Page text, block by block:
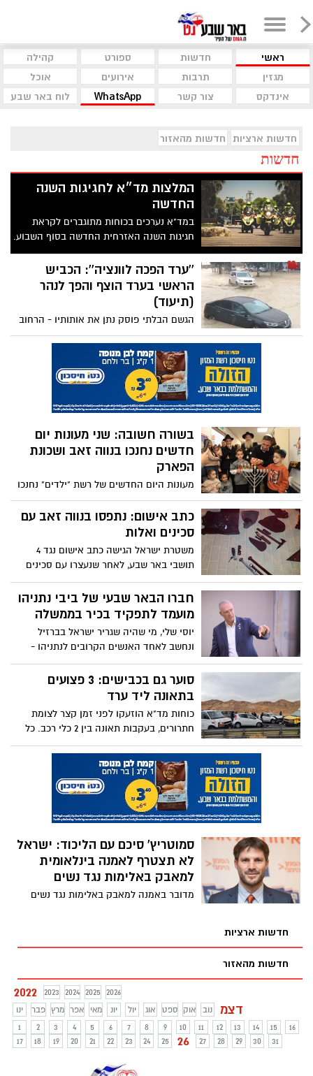
ראשי חדשות ספורט
קהילה
מגזין
תרבות אירועים
אוכל
אינדקס
צור קשר WhatsApp לוח באר שבע
חדשות ארציות חדשות מהאזור
חדשות
המלצות מד״א לחגיגות השנה
החדשה
במד"א נערכים בכוחות מתוגברים לקראת
חגיגות השנה האזרחית החדשה בסוף השבוע.
רגע לפני שזה קורה, הם יוצאים עם הנחיות
למבלים הרבים שיפקדו את מקומות הבילוי
''ערד הפכה לוונציה'': הכביש
הראשי בערד הוצף והפך לנהר
(תיעוד)
הגשם הבלתי פוסק נתן את אותותיו - הרחוב
הראשי בערד הוצף ללא הכרה. כך זה נראה
בזמן אמת
בשורה חשובה: שני מעונות יום
חדשים נחנכו בנווה זאב ושכונת
הפארק
מעונות היום החדשים של רשת "ילדים" נחנכו
ברוב הדר: בטקסים מרגשים וחגיגיים נחנכו
שניים מבין שלושת המעונות החדשים של
רשת "ילדים".
כתב אישום: נתפסו בנווה זאב עם
סכינים ואלות
משטרת ישראל הגישה כתב אישום נגד 4
תושבי באר שבע, לאחר שנעצרו עם סכינים
ואלות בתוך רכבם
חברו הבאר שבעי של ביבי נתניהו
מועמד לתפקיד בכיר בממשלה
יוסי שלי, מי שהיה שגריר ישראל בברזיל
ונחשב לאחד האנשים הקרובים לנתניהו -
מועמד לתפקיד בכיר במשרדו של ראש
הממשלה הבא. כל הפרטים סוער גם בכבישים: 3 פצועים
בתאונה ליד ערד
כוחות מד"א הוזעקו לפני זמן קצר לצומת
חתרורים, בעקבות תאונה בין 2 כלי רכב. כל
הפרטים
סמוטריץ' סיכם עם הליכוד: ישראל
לא תצטרף לאמנה בינלאומית
למאבק באלימות נגד נשים
מדובר באמנה למאבק באלימות נגד נשים
הסעיף בהסכם: "העובדה שראש הממשלה
המיועד מוכן להפקיר נשים לסבל, לעינוי נפשי
ולאלימות מתמשכת היא בלתי מתקבלת על
הדעת".
חדשות ארציות
חדשות מהאזור
2022 2023 2024 2025
2026
ינו
פבר מרץ אפר מאי יונ יול אוג ספט אוק נוב דצמ
1 2 3 4 5 6 7 8 9 10 11 12 13 14 15
16
17
18 19 20 21 22 23 24 25 26 27 28 29 30 31